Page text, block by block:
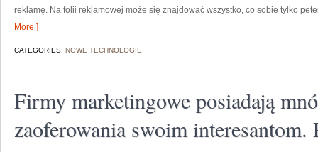
reklamę. Na folii reklamowej może się znajdować wszystko, co sobie tylko
More ]
CATEGORIES: NOWE TECHNOLOGIE
Firmy marketingowe posiadają
zaoferowania swoim interesantom.